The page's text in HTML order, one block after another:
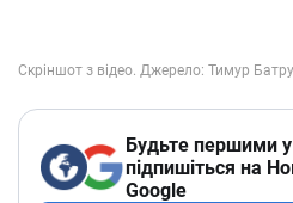
Будьте першими у
підпишіться на
Google